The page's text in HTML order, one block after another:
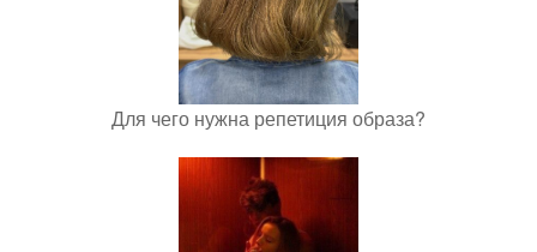
Для чего нужна репетиция образа?